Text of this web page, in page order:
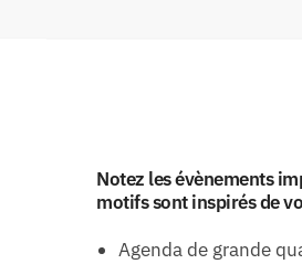
Notez les évènements
motifs sont inspirés de
Agenda de grande